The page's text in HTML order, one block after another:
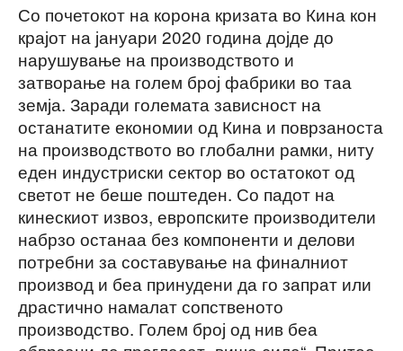
Со почетокот на корона кризата во Кина кон
крајот на јануари 2020 година дојде до
нарушување на производството и
затворање на голем број фабрики во таа
земја. Заради големата зависност на
останатите економии од Кина и поврзаноста
на производството во глобални рамки, ниту
еден индустриски сектор во остатокот од
светот не беше поштеден. Со падот на
кинескиот извоз, европските производители
набрзо останаа без компоненти и делови
потребни за составување на финалниот
производ и беа принудени да го запрат или
драстично намалат сопственото
производство. Голем број од нив беа